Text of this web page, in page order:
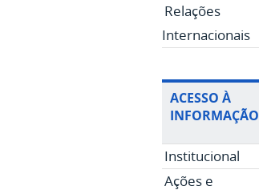
Relações
Internacionais
ACESSO À
INFORMAÇÃO
Institucional
Ações e